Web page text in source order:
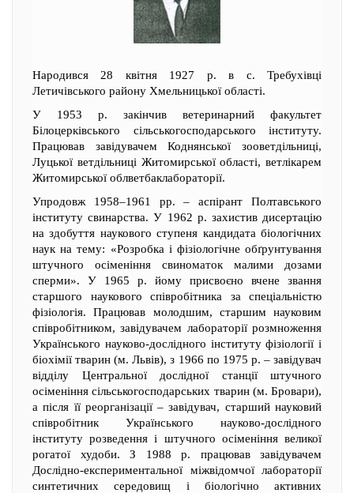
Народився 28 квітня 1927 р. в с. Требухівці
Летичівського району Хмельницької області.
У 1953 р. закінчив ветеринарний факультет
Білоцерківського сільськогосподарського інституту.
Працював завідувачем Коднянської зооветдільниці,
Луцької ветдільниці Житомирської області, ветлікарем
Житомирської облветбаклабораторії.
Упродовж 1958–1961 рр. – аспірант Полтавського
інституту свинарства. У 1962 р. захистив дисертацію
на здобуття наукового ступеня кандидата біологічних
наук на тему: «Розробка і фізіологічне обґрунтування
штучного осіменіння свиноматок малими дозами
сперми». У 1965 р. йому присвоєно вчене звання
старшого наукового співробітника за спеціальністю
фізіологія. Працював молодшим, старшим науковим
співробітником, завідувачем лабораторії розмноження
Українського науково-дослідного інституту фізіології і
біохімії тварин (м. Львів), з 1966 по 1975 р. – завідувач
відділу Центральної дослідної станції штучного
осіменіння сільськогосподарських тварин (м. Бровари),
а після її реорганізації – завідувач, старший науковий
співробітник Українського науково-дослідного
інституту розведення і штучного осіменіння великої
рогатої худоби. З 1988 р. працював завідувачем
Дослідно-експериментальної міжвідомчої лабораторії
синтетичних середовищ і біологічно активних